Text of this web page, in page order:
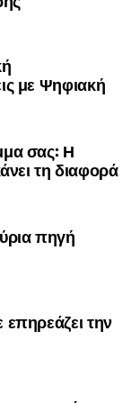
gia-
με Ψηφιακή
σας: Η
τη διαφορά
πηγή
την